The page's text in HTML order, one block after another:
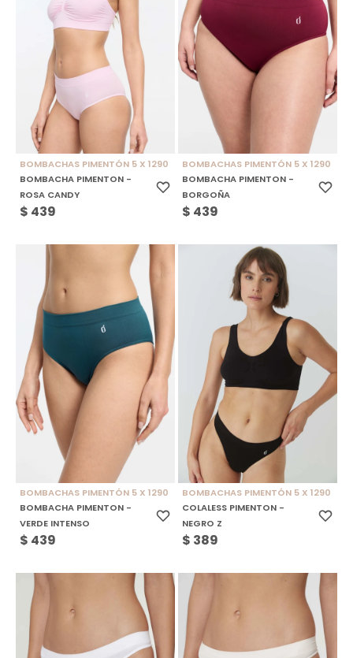
BOMBACHAS PIMENTÓN 5 X 1290
BOMBACHA PIMENTON -
ROSA CANDY
$ 439
BOMBACHAS PIMENTÓN 5 X 1290
BOMBACHA PIMENTON -
BORGOÑA
$ 439
BOMBACHAS PIMENTÓN 5 X 1290
BOMBACHA PIMENTON -
VERDE INTENSO
$ 439
BOMBACHAS PIMENTÓN 5 X 1290
COLALESS PIMENTON -
NEGRO Z
$ 389